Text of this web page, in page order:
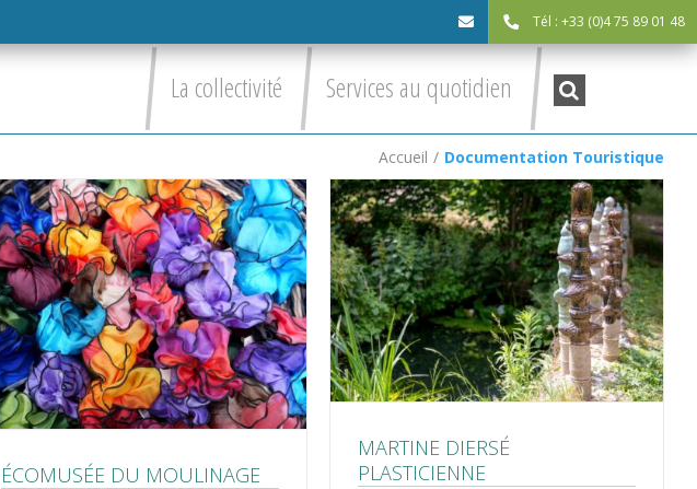
Tél : +33 (0)4 75 89 01 48
La collectivité Services au quotidien Recherche
:
Accueil / Documentation Touristique
ÉCOMUSÉE DU MOULINAGE
MARTINE DIERSÉ
PLASTICIENNE